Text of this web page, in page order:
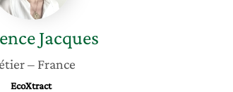
Jacques
– France
EcoXtract